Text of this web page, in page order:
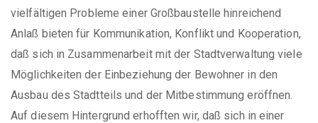
vielfältigen Probleme einer Großbaustelle hinreichend
Anlaß bieten für Kommunikation, Konflikt und Kooperation,
daß sich in Zusammenarbeit mit der Stadtverwaltung viele
Möglichkeiten der Einbeziehung der Bewohner in den
Ausbau des Stadtteils und der Mitbestimmung eröffnen.
Auf diesem Hintergrund erhofften wir, daß sich in einer